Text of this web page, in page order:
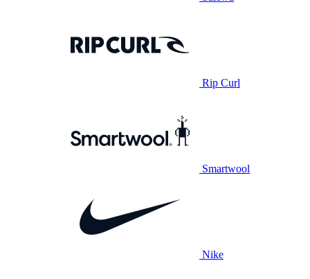
Rip Curl
Smartwool
Nike